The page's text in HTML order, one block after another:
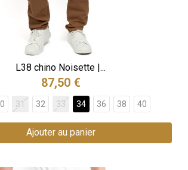
L38 chino Noisette |...
87,50 €
31 32 33 34 36 38 40
Ajouter au panier